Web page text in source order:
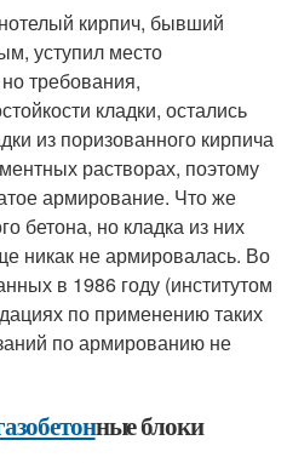
кирпич, бывший
уступил место
требования,
кладки, остались
из поризованного кирпича
растворах, поэтому
армирование. Что же
бетона, но кладка из них
никак не армировалась. Во
в 1986 году (институтом
по применению таких
по армированию не
ные блоки